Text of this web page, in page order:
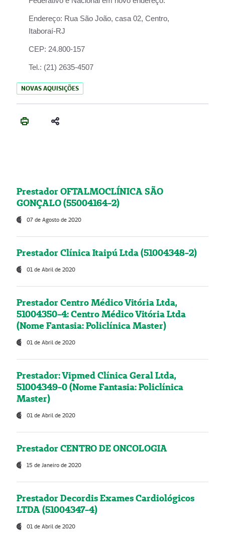
Endereço: Rua São João, casa 02, Centro,
Itaboraí-RJ
CEP: 24.800-157
Tel.: (21) 2635-4507
NOVAS AQUISIÇÕES
Prestador OFTALMOCLÍNICA SÃO
GONÇALO (55004164-2)
07 de Agosto de 2020
Prestador Clínica Itaipú Ltda (51004348-2)
01 de Abril de 2020
Prestador Centro Médico Vitória Ltda,
51004350-4: Centro Médico Vitória Ltda
(Nome Fantasia: Policlínica Master)
01 de Abril de 2020
Prestador: Vipmed Clínica Geral Ltda,
51004349-0 (Nome Fantasia: Policlínica
Master)
01 de Abril de 2020
Prestador CENTRO DE ONCOLOGIA
15 de Janeiro de 2020
Prestador Decordis Exames Cardiológicos
LTDA (51004347-4)
01 de Abril de 2020